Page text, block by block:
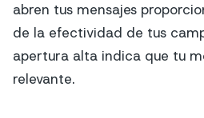
abren tus mensajes
de la efectividad de tus
apertura alta indica que tu
relevante.